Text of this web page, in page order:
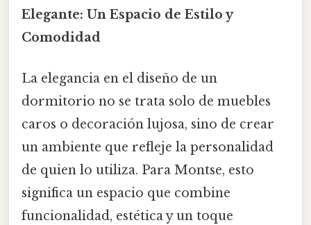
Elegante: Un Espacio de Estilo y
Comodidad
La elegancia en el diseño de un
dormitorio no se trata solo de muebles
caros o decoración lujosa, sino de crear
un ambiente que refleje la personalidad
de quien lo utiliza. Para Montse, esto
significa un espacio que combine
funcionalidad, estética y un toque